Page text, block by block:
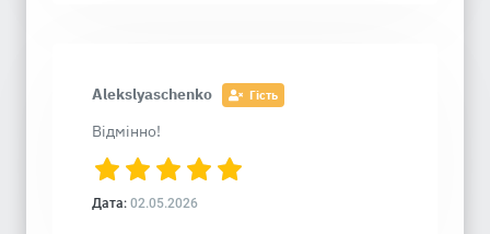
Alekslyaschenko Гість
Відмінно!
Дата: 02.05.2026